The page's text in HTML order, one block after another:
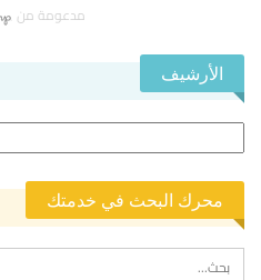
مدعومة من
الأرشيف
محرك البحث في خدمتك